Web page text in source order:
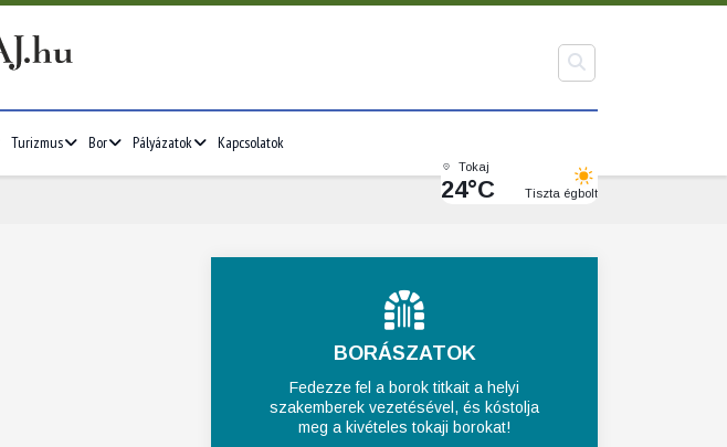
Turizmus Bor Pályázatok Kapcsolatok
Tokaj
24°C Tiszta égbolt
BORÁSZATOK
Fedezze fel a borok titkait a helyi
szakemberek vezetésével, és kóstolja
meg a kivételes tokaji borokat!